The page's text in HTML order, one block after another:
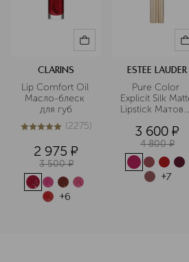
CLARINS
Lip Comfort Oil
Масло-блеск
для губ
5из 52275 (2275)
2 975 ¤
3 500 ¤
+6
ESTEE LAUDER
Pure Color
Explicit Silk
Lipstick Матовая
3 600 ¤
4 800 ¤
+7